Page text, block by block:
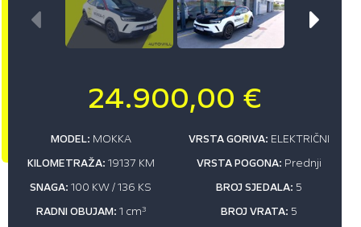
24.900,00 €
MODEL: MOKKA
KILOMETRAŽA: 19137 KM
SNAGA: 100 KW / 136 KS
RADNI OBUJAM: 1 cm3
VRSTA GORIVA: ELEKTRIČNI
VRSTA POGONA: Prednji
BROJ SJEDALA: 5
BROJ VRATA: 5